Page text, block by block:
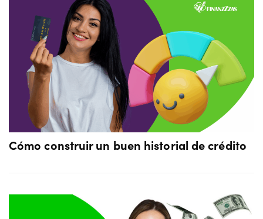
Cómo construir un buen historial de crédito